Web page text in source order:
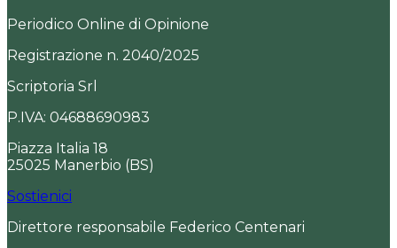
Periodico Online di Opinione
Registrazione n. 2040/2025
Scriptoria Srl
P.IVA: 04688690983
Piazza Italia 18
25025 Manerbio (BS)
Sostienici
Direttore responsabile Federico Centenari